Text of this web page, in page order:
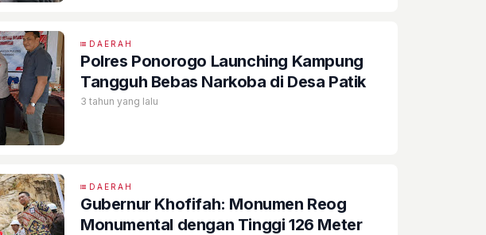
DAERAH
Polres Ponorogo Launching Kampung
Tangguh Bebas Narkoba di Desa Patik
3 tahun yang lalu
DAERAH
Gubernur Khofifah: Monumen Reog
Monumental dengan Tinggi 126 Meter